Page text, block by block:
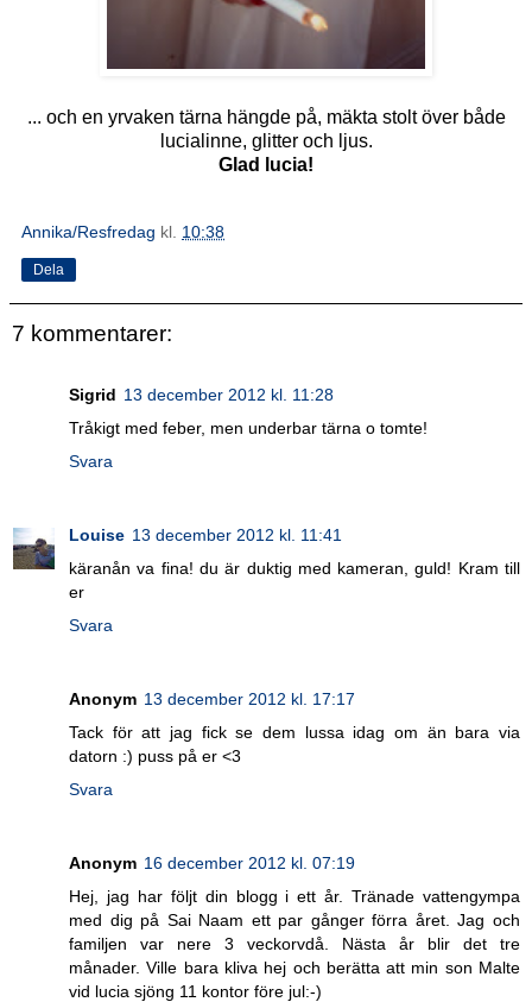
... och en yrvaken tärna hängde på, mäkta stolt över både
lucialinne, glitter och ljus.
Glad lucia!
Annika/Resfredag kl. 10:38
Dela
7 kommentarer:
Sigrid 13 december 2012 kl. 11:28
Tråkigt med feber, men underbar tärna o tomte!
Svara
Louise 13 december 2012 kl. 11:41
käranån va fina! du är duktig med kameran, guld! Kram till
er
Svara
Anonym 13 december 2012 kl. 17:17
Tack för att jag fick se dem lussa idag om än bara via
datorn :) puss på er <3
Svara
Anonym 16 december 2012 kl. 07:19
Hej, jag har följt din blogg i ett år. Tränade vattengympa
med dig på Sai Naam ett par gånger förra året. Jag och
familjen var nere 3 veckorvdå. Nästa år blir det tre
månader. Ville bara kliva hej och berätta att min son Malte
vid lucia sjöng 11 kontor före jul:-)